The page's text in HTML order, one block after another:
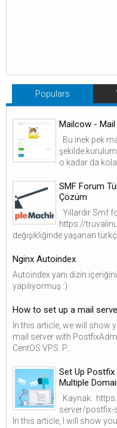
Populars
Mailcow - Mail
Bu inek pek
şekilde
o kadar da
SMF Forum
Çözüm
Yıllardır Smf
https://
değişikliğinde yaşanan
Nginx Autoindex
Autoindex yani dizin
yapılıyormuş :)
How to set up a mail
In this article, we will show
mail server with
CentOS VPS. P...
Set Up Postfix
Multiple
Kaynak:
server/postfix-
In this article, I will show you